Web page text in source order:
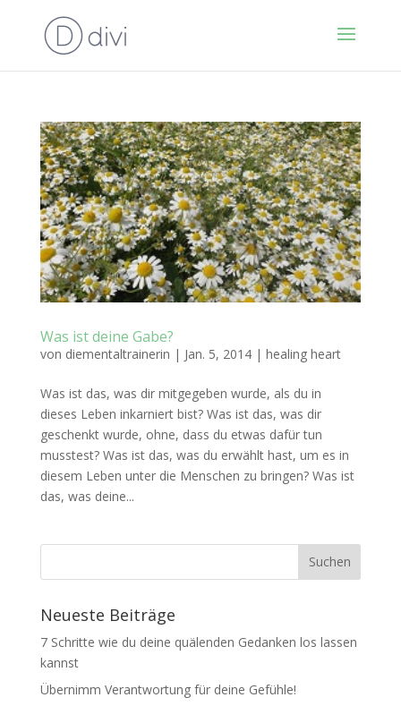
Was ist deine Gabe?
von diementaltrainerin | Jan. 5, 2014| healing heart
Was ist das, was dir mitgegeben wurde, als du in
dieses Leben inkarniert bist? Was ist das, was dir
geschenkt wurde, ohne, dass du etwas dafür tun
musstest? Was ist das, was du erwählt hast, um es in
diesem Leben unter die Menschen zu bringen? Was ist
das, was deine...
Neueste Beiträge
7 Schritte wie du deine quälenden Gedanken los lassen
kannst
Übernimm Verantwortung für deine Gefühle!